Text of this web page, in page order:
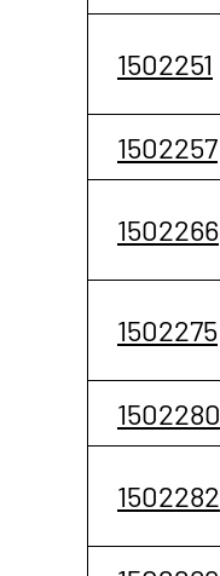
1502251
1502257
1502266
1502275
1502280
1502282